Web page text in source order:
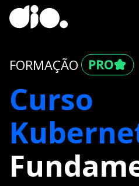
FORMAÇÃO
Curso